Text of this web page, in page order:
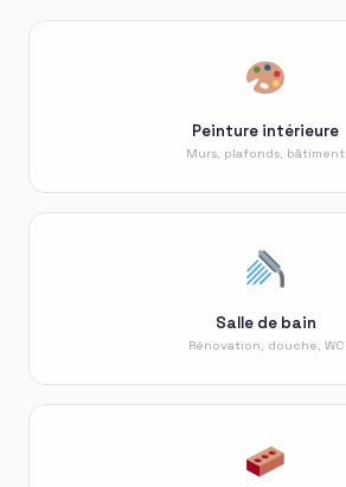
Peinture intérieure
Murs, plafonds, bâtiment
Salle de bain
Rénovation, douche, WC